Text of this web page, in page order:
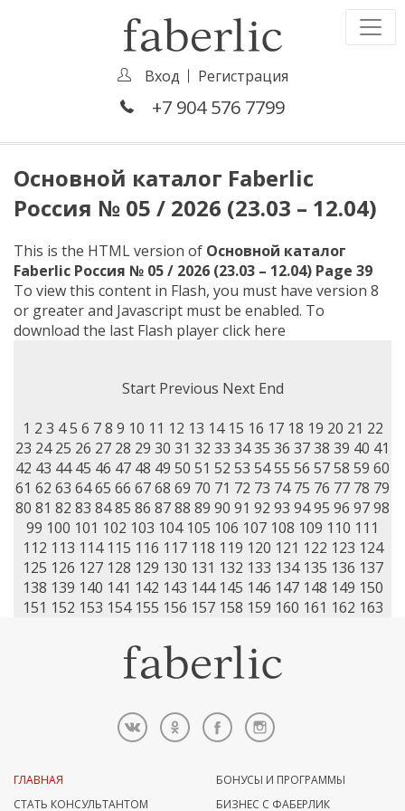
Вход Регистрация
+7 904 576 7799
Основной каталог Faberlic
Россия № 05 / 2026 (23.03 – 12.04)
This is the HTML version of Основной каталог
Faberlic Россия № 05 / 2026 (23.03 – 12.04) Page 39
To view this content in Flash, you must have version 8
or greater and Javascript must be enabled. To
download the last Flash playerclick here
Start Previous Next End
1 2 3 4 5 6 7 8 9 10 11 12 13 14 15 16 17 18 19 20 21 22
23 24 25 26 27 28 29 30 31 32 33 3435 36 3738 39 40 41
42 43 44 45 46 47 48 49 50 51 52 53 5455 56 5758 59 60
61 62 63 6465 66 6768 69 70 71 72 73 74 75 76 77 78 79
80 81 82 83 8485 86 8788 89 90 91 92 93 9495 96 9798
99 100 101 102 103 104 105 106 107 108 109 110 111
112 113 114 115 116 117 118 119 120 121 122 123 124
125 126 127 128 129 130 131 132 133 134 135 136 137
138 139 140 141 142 143 144 145 146 147 148 149 150
151 152 153 154 155 156 157 158 159 160 161 162 163
ГЛАВНАЯ
СТАТЬ КОНСУЛЬТАНТОМ
БОНУСЫ И ПРОГРАММЫ
БИЗНЕС С ФАБЕРЛИК